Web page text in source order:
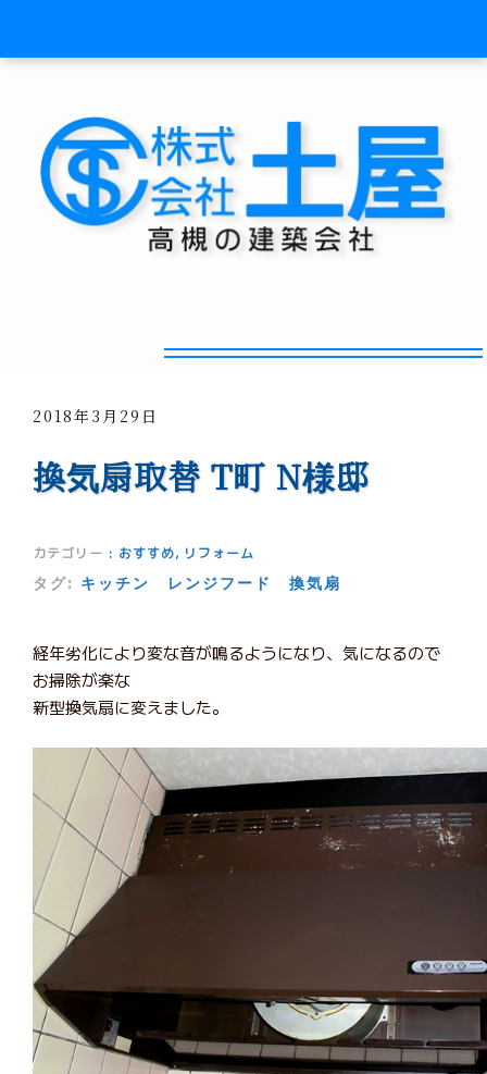
2018年3月29日
換気扇取替 T町 N様邸
カテゴリー : おすすめ, リフォーム
タグ: キッチン レンジフード 換気扇
経年劣化により変な音が鳴るようになり、気になるので
お掃除が楽な
新型換気扇に変えました。